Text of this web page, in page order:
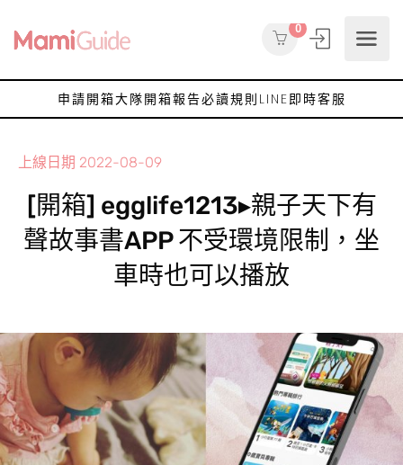
0
申請開箱大隊開箱報告必讀規則 LINE即時客服
上線日期 2022-08-09
[開箱] egglife1213▸親子天下有
聲故事書APP 不受環境限制，坐
車時也可以播放